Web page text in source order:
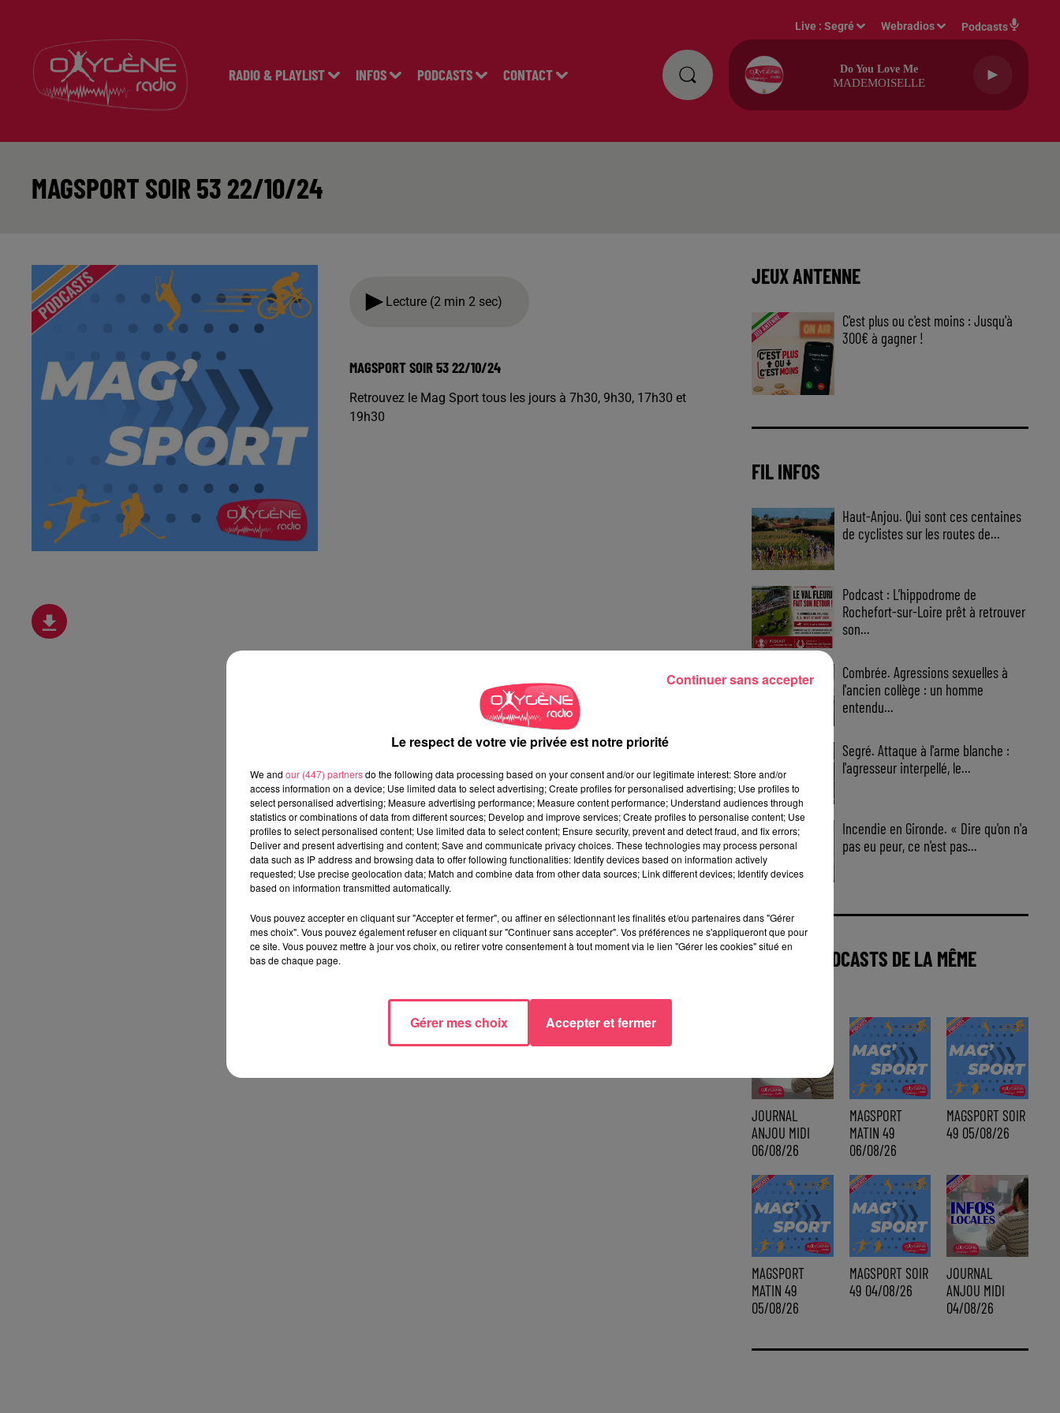
RADIO & PLAYLIST INFOS PODCASTS CONTACT
Live :Segré Webradios Podcasts
Do You Love Me
MADEMOISELLE
MAGSPORT SOIR 53 22/10/24
Lecture (2 min 2 sec)
MAGSPORT SOIR 53 22/10/24
Retrouvez le Mag Sport tous les jours à 7h30, 9h30, 17h30 et
19h30
JEUX ANTENNE
C'est plus ou c'est moins : Jusqu'à
300€ à gagner !
FIL INFOS
Haut-Anjou. Qui sont ces centaines
de cyclistes sur les routes de...
Podcast : L’hippodrome de
Rochefort-sur-Loire prêt à retrouver
son...
Combrée. Agressions sexuelles à
l'ancien collège : un homme
entendu...
Segré. Attaque à l'arme blanche :
l'agresseur interpellé, le...
Incendie en Gironde. « Dire qu'on n'a
pas eu peur, ce n'est pas...
AUTRES PODCASTS DE LA MÊME
JOURNAL
ANJOU MIDI
06/08/26
MAGSPORT
MATIN 49
06/08/26
MAGSPORT SOIR
49 05/08/26
MAGSPORT
MATIN 49
05/08/26
MAGSPORT SOIR
49 04/08/26
JOURNAL
ANJOU MIDI
04/08/26
Le respect de votre vie privée est notre priorité
We and our (447) partnersdo the following data processing based on your consent and/or our legitimate interest: Store and/or
access information on a device; Use limited data to select advertising; Create profiles for personalised advertising; Use profiles to
select personalised advertising; Measure advertising performance; Measure content performance; Understand audiences through
statistics or combinations of data from different sources; Develop and improve services; Create profiles to personalise content; Use
profiles to select personalised content; Use limited data to select content; Ensure security, prevent and detect fraud, and fix errors;
Deliver and present advertising and content; Save and communicate privacy choices. These technologies may process personal
data such as IP address and browsing data to offer following functionalities: Identify devices based on information actively
requested; Use precise geolocation data; Match and combine data from other data sources; Link different devices; Identify devices
based on information transmitted automatically.
Vous pouvez accepter en cliquant sur "Accepter et fermer", ou affiner en sélectionnant les finalités et/ou partenaires dans "Gérer
mes choix". Vous pouvez également refuser en cliquant sur "Continuer sans accepter". Vos préférences ne s'appliqueront que pour
ce site. Vous pouvez mettre à jour vos choix, ou retirer votre consentement à tout moment via le lien "Gérer les cookies" situé en
bas de chaque page.
Gérer mes choix Accepter et fermer
Continuer sans accepter